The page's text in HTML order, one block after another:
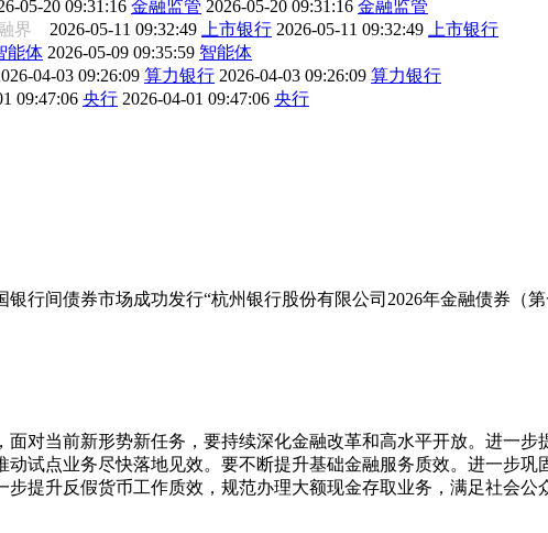
05-20 09:31:16 金融监管 2026-05-20 09:31:16 金融监管
界 2026-05-11 09:32:49 上市银行 2026-05-11 09:32:49
上市银行
能体 2026-05-09 09:35:59 智能体
04-03 09:26:09 算力银行 2026-04-03 09:26:09 算力银行
09:47:06 央行 2026-04-01 09:47:06 央行
行间债券市场成功发行“杭州银行股份有限公司2026年金融债券（
对当前新形势新任务，要持续深化金融改革和高水平开放。进一步
试点业务尽快落地见效。要不断提升基础金融服务质效。进一步巩
提升反假货币工作质效，规范办理大额现金存取业务，满足社会公